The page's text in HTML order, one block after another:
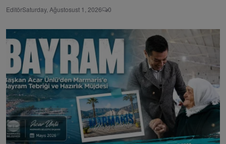
EditörSaturday, Ağustosust 1, 2026 0